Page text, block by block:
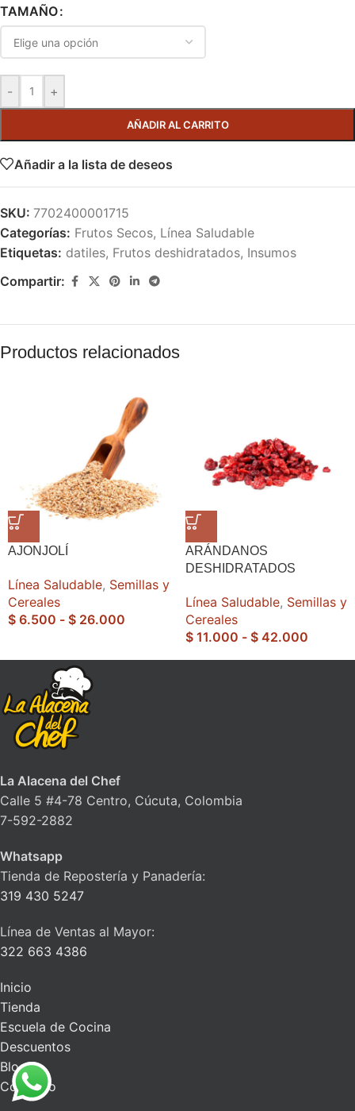
TAMAÑO
- +
AÑADIR AL CARRITO
Añadir a la lista de deseos
SKU: 7702400001715
Categorías: Frutos Secos, Línea Saludable
Etiquetas: datiles, Frutos deshidratados, Insumos
Compartir:
Productos relacionados
AJONJOLÍ
Línea Saludable, Semillas y
Cereales
$ 6.500 - $ 26.000
ARÁNDANOS
DESHIDRATADOS
Línea Saludable, Semillas y
Cereales
$ 11.000 - $ 42.000
La Alacena del Chef
Calle 5 #4-78 Centro, Cúcuta, Colombia
7-592-2882
Whatsapp
Tienda de Repostería y Panadería:
319 430 5247
Línea de Ventas al Mayor:
322 663 4386
Inicio
Tienda
Escuela de Cocina
Descuentos
Blog
Contacto